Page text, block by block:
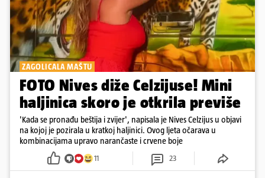
ZAGOLICALA MAŠTU
FOTO Nives diže Celzijuse! Mini
haljinica skoro je otkrila previše
'Kada se pronađu beštija i zvijer', napisala je Nives Celzijus u objavi
na kojoj je pozirala u kratkoj haljinici. Ovog ljeta očarava u
kombinacijama upravo narančaste i crvene boje
11 23